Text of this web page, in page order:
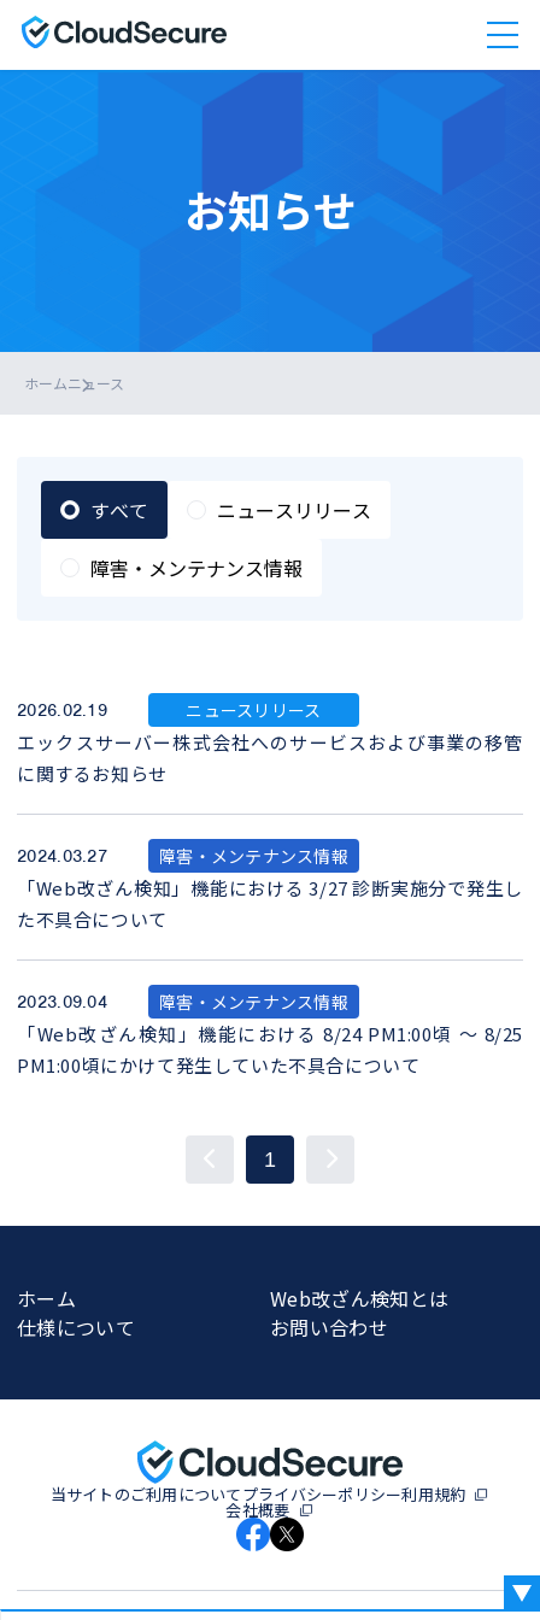
お知らせ
ホームニュース
すべて
ニュースリリース
障害・メンテナンス情報
2026.02.19 ニュースリリース
エックスサーバー株式会社へのサービスおよび事業の移管
に関するお知らせ
2024.03.27 障害・メンテナンス情報
「Web改ざん検知」機能における 3/27 診断実施分で発生し
た不具合について
2023.09.04 障害・メンテナンス情報
「Web改ざん検知」機能における 8/24 PM1:00頃 ～ 8/25
PM1:00頃にかけて発生していた不具合について
1
ホーム
Web改ざん検知とは
仕様について
お問い合わせ
当サイトのご利用についてプライバシーポリシー利用規約
会社概要